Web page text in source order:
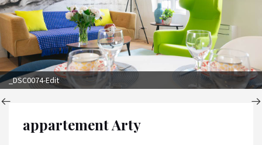
_DSC0074-Edit
appartement Arty